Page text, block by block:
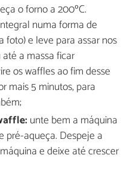
o forno a 200ºC.
numa forma de
foto) e leve para assar nos
a massa ficar
os waffles ao fim desse
mais 5 minutos, para
unte bem a máquina
pré-aqueça. Despeje a
e deixe até crescer